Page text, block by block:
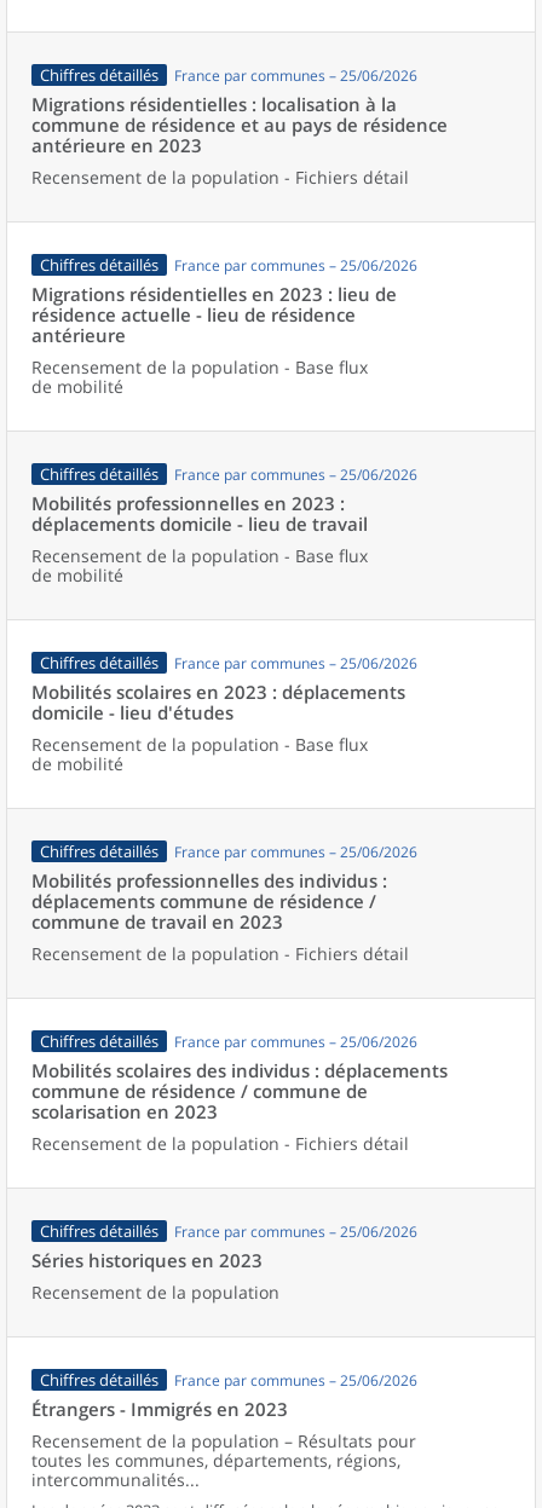
Chiffres détaillés France par communes – 25/06/2026
Migrations résidentielles : localisation à la
commune de résidence et au pays de résidence
antérieure en 2023
Recensement de la population - Fichiers détail
Chiffres détaillés France par communes – 25/06/2026
Migrations résidentielles en 2023 : lieu de
résidence actuelle - lieu de résidence
antérieure
Recensement de la population - Base flux
de mobilité
Chiffres détaillés France par communes – 25/06/2026
Mobilités professionnelles en 2023 :
déplacements domicile - lieu de travail
Recensement de la population - Base flux
de mobilité
Chiffres détaillés France par communes – 25/06/2026
Mobilités scolaires en 2023 : déplacements
domicile - lieu d'études
Recensement de la population - Base flux
de mobilité
Chiffres détaillés France par communes – 25/06/2026
Mobilités professionnelles des individus :
déplacements commune de résidence /
commune de travail en 2023
Recensement de la population - Fichiers détail
Chiffres détaillés France par communes – 25/06/2026
Mobilités scolaires des individus : déplacements
commune de résidence / commune de
scolarisation en 2023
Recensement de la population - Fichiers détail
Chiffres détaillés France par communes – 25/06/2026
Séries historiques en 2023
Recensement de la population
Chiffres détaillés France par communes – 25/06/2026
Étrangers - Immigrés en 2023
Recensement de la population – Résultats pour
toutes les communes, départements, régions,
intercommunalités...